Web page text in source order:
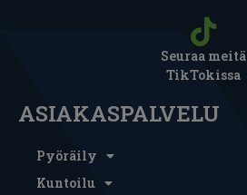
Seuraa meitä
TikTokissa
ASIAKASPALVELU
Pyöräily
Kuntoilu